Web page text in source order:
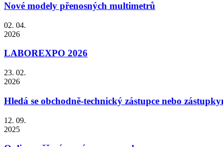
Nové modely přenosných multimetrů
02. 04.
2026
LABOREXPO 2026
23. 02.
2026
Hledá se obchodně-technický zástupce nebo
12. 09.
2025